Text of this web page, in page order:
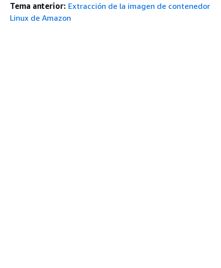
Tema anterior: Extracción de la imagen de contenedor
Linux de Amazon